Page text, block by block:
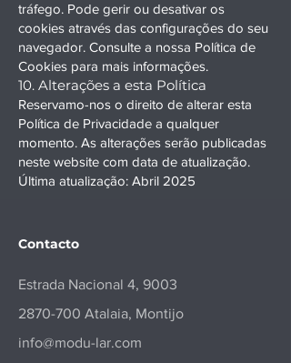
tráfego. Pode gerir ou desativar os
cookies através das configurações do seu
navegador. Consulte a nossa Política de
Cookies para mais informações.
10. Alterações a esta Política
Reservamo-nos o direito de alterar esta
Política de Privacidade a qualquer
momento. As alterações serão publicadas
neste website com data de atualização.
Última atualização: Abril 2025
Contacto
Estrada Nacional 4, 9003
2870-700 Atalaia, Montijo
info@modu-lar.com